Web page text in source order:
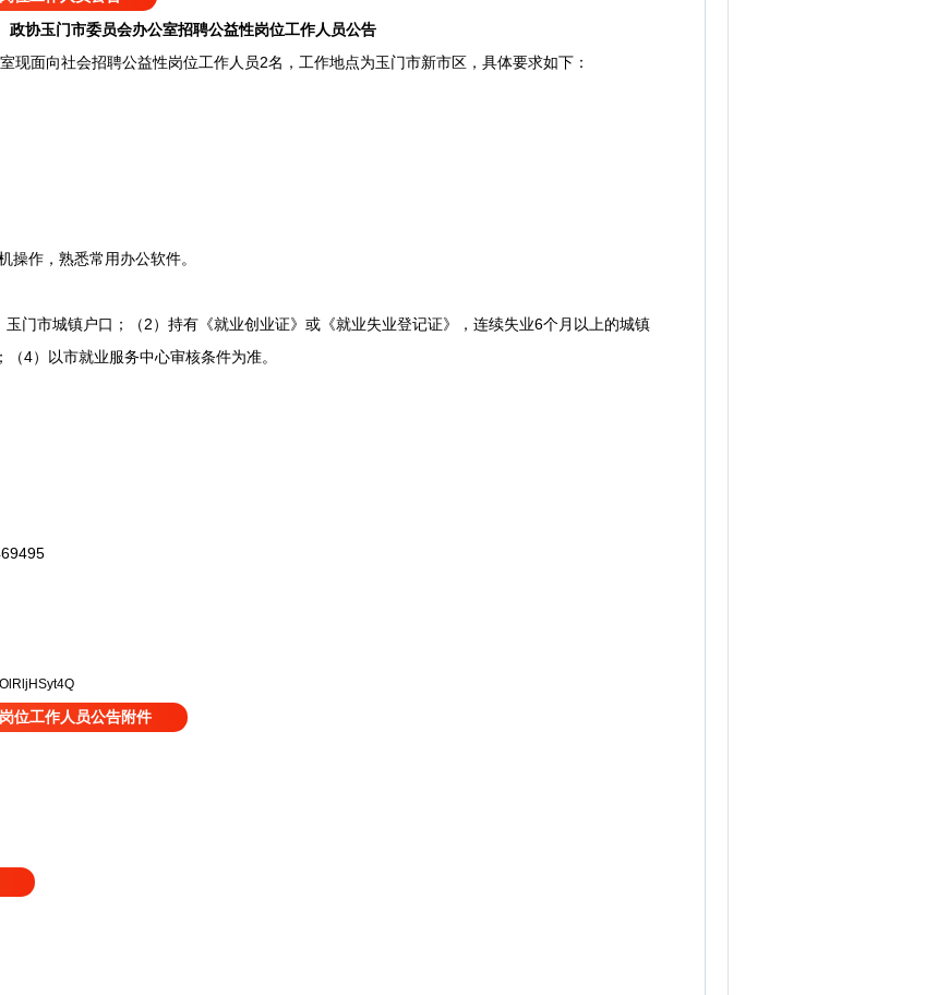
政协玉门市委员会办公室招聘公益性岗位工作人员公告
面向社会招聘公益性岗位工作人员2名，工作地点为玉门市新市区，具体要求如下：
作，熟悉常用办公软件。
市城镇户口；（2）持有《就业创业证》或《就业失业登记证》，连续失业6个月以上的城镇
4）以市就业服务中心审核条件为准。
位工作人员公告附件